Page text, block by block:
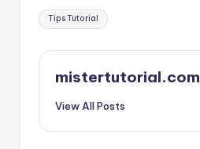
Tags:
Tips Tutorial
mistertutorial.com
View All Posts